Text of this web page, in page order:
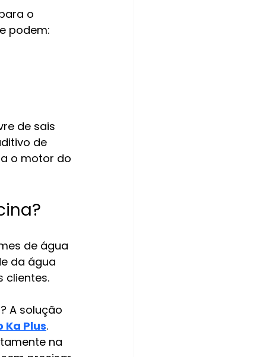
o
podem:
de sais
de
o motor do
de água
da água
clientes.
A solução
Plus.
na